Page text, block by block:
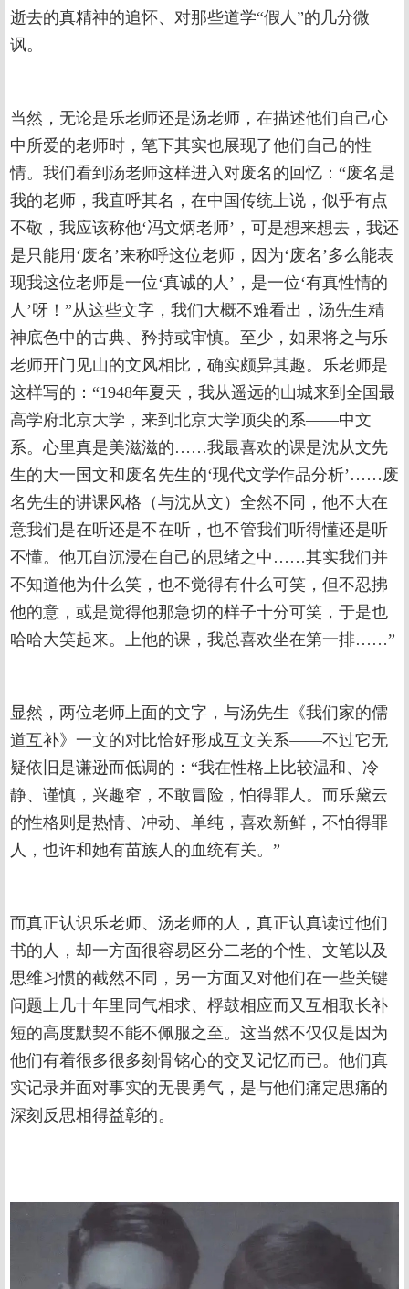
逝去的真精神的追怀、对那些道学“假人”的几分微
讽。
当然，无论是乐老师还是汤老师，在描述他们自己心
中所爱的老师时，笔下其实也展现了他们自己的性
情。我们看到汤老师这样进入对废名的回忆：“废名是
我的老师，我直呼其名，在中国传统上说，似乎有点
不敬，我应该称他‘冯文炳老师’，可是想来想去，我还
是只能用‘废名’来称呼这位老师，因为‘废名’多么能表
现我这位老师是一位‘真诚的人’，是一位‘有真性情的
人’呀！”从这些文字，我们大概不难看出，汤先生精
神底色中的古典、矜持或审慎。至少，如果将之与乐
老师开门见山的文风相比，确实颇异其趣。乐老师是
这样写的：“1948年夏天，我从遥远的山城来到全国最
高学府北京大学，来到北京大学顶尖的系——中文
系。心里真是美滋滋的……我最喜欢的课是沈从文先
生的大一国文和废名先生的‘现代文学作品分析’……废
名先生的讲课风格（与沈从文）全然不同，他不大在
意我们是在听还是不在听，也不管我们听得懂还是听
不懂。他兀自沉浸在自己的思绪之中……其实我们并
不知道他为什么笑，也不觉得有什么可笑，但不忍拂
他的意，或是觉得他那急切的样子十分可笑，于是也
哈哈大笑起来。上他的课，我总喜欢坐在第一排……”
显然，两位老师上面的文字，与汤先生《我们家的儒
道互补》一文的对比恰好形成互文关系——不过它无
疑依旧是谦逊而低调的：“我在性格上比较温和、冷
静、谨慎，兴趣窄，不敢冒险，怕得罪人。而乐黛云
的性格则是热情、冲动、单纯，喜欢新鲜，不怕得罪
人，也许和她有苗族人的血统有关。”
而真正认识乐老师、汤老师的人，真正认真读过他们
书的人，却一方面很容易区分二老的个性、文笔以及
思维习惯的截然不同，另一方面又对他们在一些关键
问题上几十年里同气相求、桴鼓相应而又互相取长补
短的高度默契不能不佩服之至。这当然不仅仅是因为
他们有着很多很多刻骨铭心的交叉记忆而已。他们真
实记录并面对事实的无畏勇气，是与他们痛定思痛的
深刻反思相得益彰的。